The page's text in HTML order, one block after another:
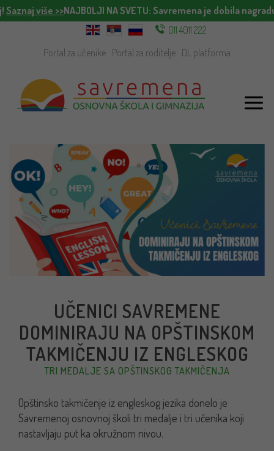
Saznaj više >>NAJBOLJI NA SVETU: Savremena je dobila
011 4011 222
Portal za učenike Portal za roditelje DL platforma
UČENICI SAVREMENE
DOMINIRAJU NA OPŠTINSKOM
TAKMIČENJU IZ ENGLESKOG
TRI MEDALJE SA OPŠTINSKOG TAKMIČENJA
Opštinsko takmičenje iz engleskog jezika donelo je
Savremenoj osnovnoj školi tri medalje i tri učenika koji
nastavljaju put ka okružnom nivou.